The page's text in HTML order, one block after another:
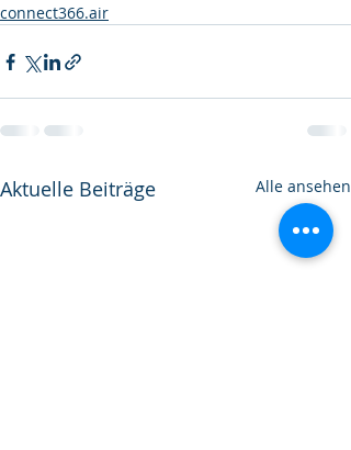
connect366.air
Aktuelle Beiträge Alle ansehen